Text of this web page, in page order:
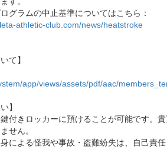
グラムの中止基準についてはこちら：
athletic-club.com/news/heatstroke
て】
app/views/assets/pdf/aac/
】
鍵付きロッカーに預けることが可能です。
せん。
身による怪我や事故・盗難紛失は、自己責